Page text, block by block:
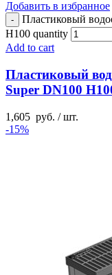
Добавить в избранное
Пластиковый
H100 quantity
Add to cart
Пластиковый
Super DN100
1,605 руб. / шт.
-15%